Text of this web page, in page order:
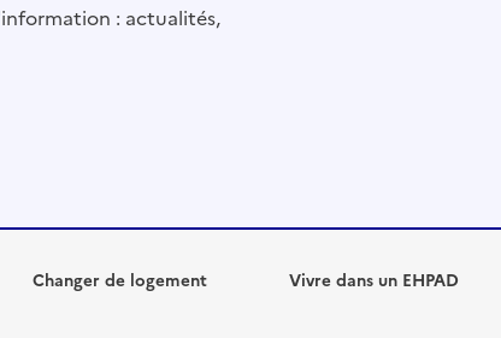
: actualités,
Changer de logement Vivre dans un EHPAD